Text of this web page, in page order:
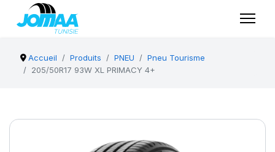
Accueil Produits PNEU
Pneu Tourisme
205/50R17 93W XL PRIMACY 4+